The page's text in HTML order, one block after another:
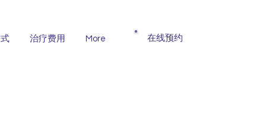
治疗费用 More ​在线预约